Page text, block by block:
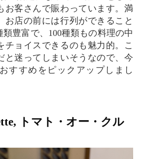
お客さんで賑わっています。満
お店の前には行列ができること
類豊富で、100種類もの料理の中
チョイスできるのも魅力的。こ
と迷ってしまいそうなので、今
すすめをピックアップしまし